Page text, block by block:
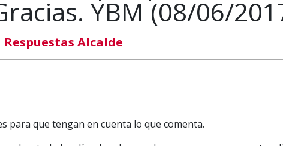
YBM (08/06/
Respuestas Alcalde
para que tengan en cuenta lo que comenta.